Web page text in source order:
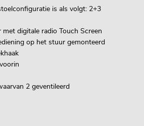
is als volgt: 2+3
digitale radio Touch Screen
op het stuur gemonteerd
2 geventileerd